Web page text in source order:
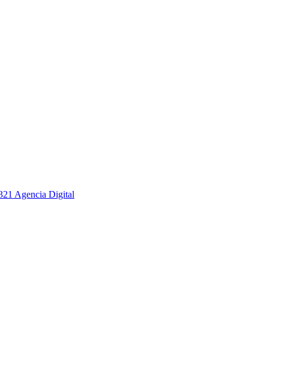
Agencia Digital